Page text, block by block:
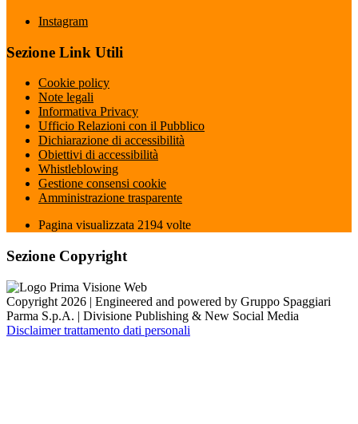
Instagram
Sezione Link Utili
Cookie policy
Note legali
Informativa Privacy
Ufficio Relazioni con il Pubblico
Dichiarazione di accessibilità
Obiettivi di accessibilità
Whistleblowing
Gestione consensi cookie
Amministrazione trasparente
Pagina visualizzata 2194 volte
Sezione Copyright
Copyright 2026 | Engineered and powered by Gruppo Spaggiari
Parma S.p.A. | Divisione Publishing & New Social Media
Disclaimer trattamento dati personali